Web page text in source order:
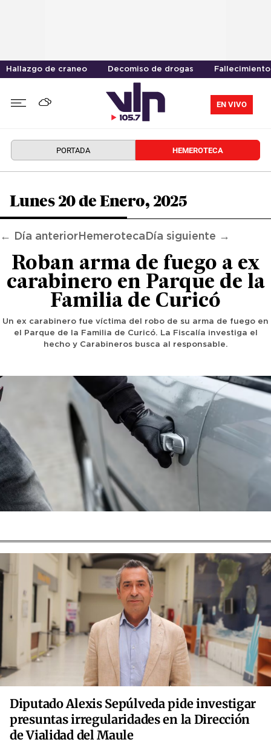
Hallazgo de craneo Decomiso de drogas Fallecimiento
EN VIVO
PORTADA HEMEROTECA
Lunes 20 de Enero, 2025
← Día anterior Hemeroteca Día siguiente →
Roban arma de fuego a ex
carabinero en Parque de la
Familia de Curicó
Un ex carabinero fue víctima del robo de su arma de fuego en
el Parque de la Familia de Curicó. La Fiscalía investiga el
hecho y Carabineros busca al responsable.
Diputado Alexis Sepúlveda pide investigar
presuntas irregularidades en la Dirección
de Vialidad del Maule